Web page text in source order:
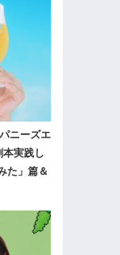
ニーズエ
実践し
た」篇＆